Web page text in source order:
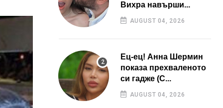
Вихра навърши...
AUGUST 04, 2026
Ец-ец! Анна Шермин
показа прехваленото
си гадже (С...
AUGUST 04, 2026